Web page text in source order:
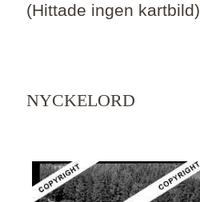
(Hittade ingen kartbild)
NYCKELORD